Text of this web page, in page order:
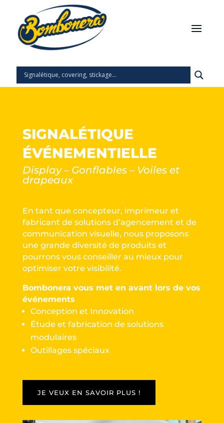
SIGNALÉTIQUE
ÉVÉNEMENTIELLE
Display – Gonflables – Voiles et
drapeaux
En tant que concepteur, imprimeur et
fabricant de solutions d’agencement et de
communication visuelle, nous proposons
une grande diversité de produits et
pourrons vous conseiller au mieux pour
optimiser votre visibilité.
Bombonera vous met en avant lors de vos
événements
Conception et Innovation
Étude et fabrication de solutions
modulaires
Outillages spéciaux
JE VEUX EN SAVOIR PLUS !